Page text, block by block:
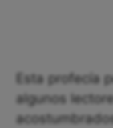
Esta profecía
algunos